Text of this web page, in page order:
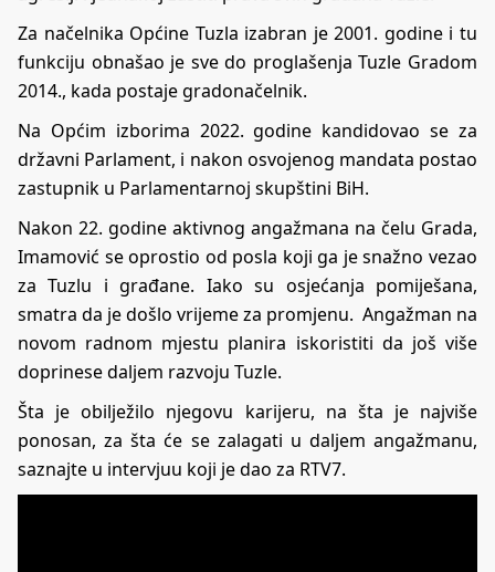
Za načelnika Općine Tuzla izabran je 2001. godine i tu
funkciju obnašao je sve do proglašenja Tuzle Gradom
2014., kada postaje gradonačelnik.
Na Općim izborima 2022. godine kandidovao se za
državni Parlament, i nakon osvojenog mandata postao
zastupnik u Parlamentarnoj skupštini BiH.
Nakon 22. godine aktivnog angažmana na čelu Grada,
Imamović se oprostio od posla koji ga je snažno vezao
za Tuzlu i građane. Iako su osjećanja pomiješana,
smatra da je došlo vrijeme za promjenu. Angažman na
novom radnom mjestu planira iskoristiti da još više
doprinese daljem razvoju Tuzle.
Šta je obilježilo njegovu karijeru, na šta je najviše
ponosan, za šta će se zalagati u daljem angažmanu,
saznajte u intervjuu koji je dao za RTV7.